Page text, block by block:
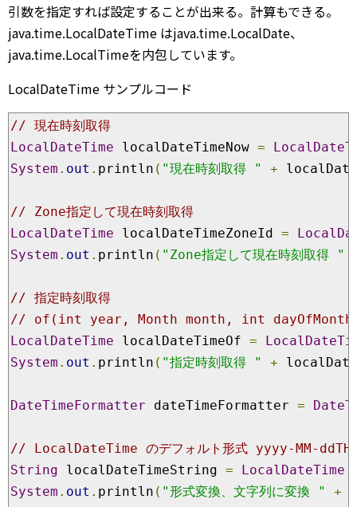
引数を指定すれば設定することが出来る。計算もできる。
java.time.LocalDateTime はjava.time.LocalDate、
java.time.LocalTimeを内包しています。
LocalDateTime サンプルコード
// 現在時刻取得
LocalDateTime localDateTimeNow =
System . out . println ( "現在時刻取得 " +
// Zone指定して現在時刻取得
LocalDateTime localDateTimeZoneId =
System . out . println ( "Zone指定して現在時刻取得 "
// 指定時刻取得
// of​(int year, Month month, int
LocalDateTime localDateTimeOf =
System . out . println ( "指定時刻取得 " +
DateTimeFormatter dateTimeFormatter =
// LocalDateTime のデフォルト形式 yyyy-MM-
String localDateTimeString = LocalDateTime .
System . out . println ( "形式変換、文字列に変換 " +